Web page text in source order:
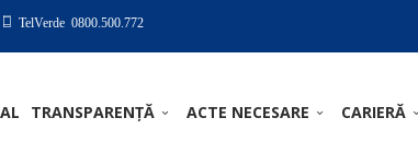
TelVerde 0800.500.772
TRANSPARENȚĂ ACTE NECESARE CARIERĂ